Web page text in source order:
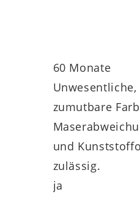
60 Monate
zumutbare
und
zulässig.
ja